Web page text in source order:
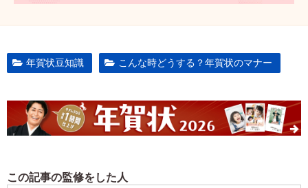
年賀状豆知識 こんな時どうする？年賀状のマナー
この記事の監修をした人